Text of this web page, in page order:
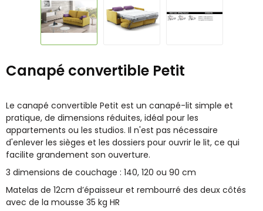
Canapé convertible Petit
Le canapé convertible Petit est un canapé-lit simple et
pratique, de dimensions réduites, idéal pour les
appartements ou les studios. Il n'est pas nécessaire
d'enlever les sièges et les dossiers pour ouvrir le lit, ce qui
facilite grandement son ouverture.
3 dimensions de couchage : 140, 120 ou 90 cm
Matelas de 12cm d’épaisseur et rembourré des deux côtés
avec de la mousse 35 kg HR